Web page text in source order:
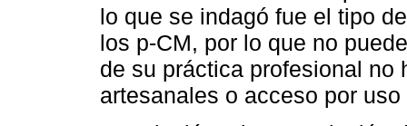
lo que se indagó fue el tipo
los p-CM, por lo que no
de su práctica profesional no
artesanales o acceso por